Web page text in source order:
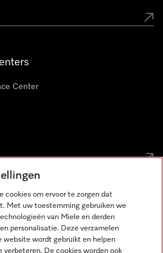
Center
cookies om ervoor te zorgen dat
Met uw toestemming gebruiken we
van Miele en derden
personalisatie. Deze verzamelen
website wordt gebruikt en helpen
verbeteren. De cookies worden ook